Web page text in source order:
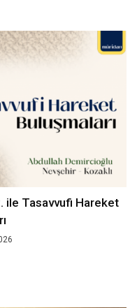
ile Tasavvufi Hareket